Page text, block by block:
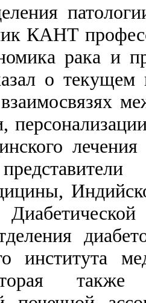
КАНТ
рака и
о текущем
института
также